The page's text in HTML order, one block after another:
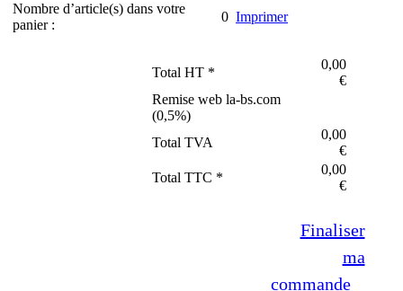
Nombre d’article(s) dans votre
panier :
0 Imprimer
Total HT *
0,00
€
Remise web la-bs.com
(0,5%)
Total TVA
0,00
€
Total TTC *
0,00
€
Finaliser
ma
commande